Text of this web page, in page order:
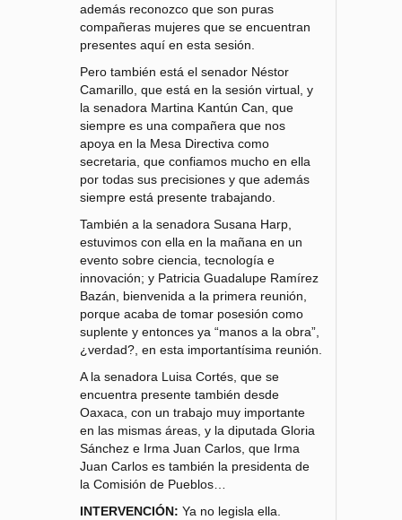
además reconozco que son puras
compañeras mujeres que se encuentran
presentes aquí en esta sesión.
Pero también está el senador Néstor
Camarillo, que está en la sesión virtual, y
la senadora Martina Kantún Can, que
siempre es una compañera que nos
apoya en la Mesa Directiva como
secretaria, que confiamos mucho en ella
por todas sus precisiones y que además
siempre está presente trabajando.
También a la senadora Susana Harp,
estuvimos con ella en la mañana en un
evento sobre ciencia, tecnología e
innovación; y Patricia Guadalupe Ramírez
Bazán, bienvenida a la primera reunión,
porque acaba de tomar posesión como
suplente y entonces ya “manos a la obra”,
¿verdad?, en esta importantísima reunión.
A la senadora Luisa Cortés, que se
encuentra presente también desde
Oaxaca, con un trabajo muy importante
en las mismas áreas, y la diputada Gloria
Sánchez e Irma Juan Carlos, que Irma
Juan Carlos es también la presidenta de
la Comisión de Pueblos…
INTERVENCIÓN: Ya no legisla ella.